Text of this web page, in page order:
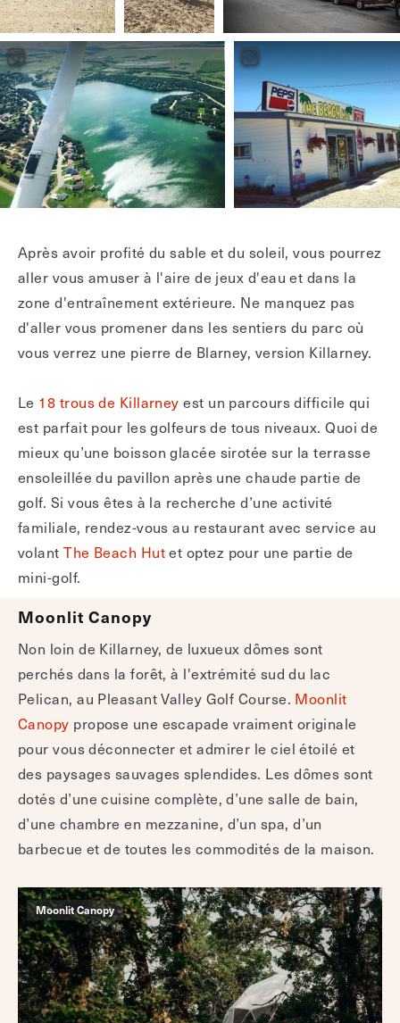
Après avoir profité du sable et du soleil, vous pourrez
aller vous amuser à l'aire de jeux d'eau et dans la
zone d'entraînement extérieure. Ne manquez pas
d'aller vous promener dans les sentiers du parc où
vous verrez une pierre de Blarney, version Killarney.
Le 18 trous de Killarney est un parcours difficile qui
est parfait pour les golfeurs de tous niveaux. Quoi de
mieux qu’une boisson glacée sirotée sur la terrasse
ensoleillée du pavillon après une chaude partie de
golf. Si vous êtes à la recherche d’une activité
familiale, rendez-vous au restaurant avec service au
volantThe Beach Hutet optez pour une partie de
mini-golf.
Moonlit Canopy
Non loin de Killarney, de luxueux dômes sont
perchés dans la forêt, à l'extrémité sud du lac
Pelican, au Pleasant Valley Golf Course. Moonlit
Canopy propose une escapade vraiment originale
pour vous déconnecter et admirer le ciel étoilé et
des paysages sauvages splendides. Les dômes sont
dotés d’une cuisine complète, d’une salle de bain,
d’une chambre en mezzanine, d’un spa, d’un
barbecue et de toutes les commodités de la maison.
Moonlit Canopy